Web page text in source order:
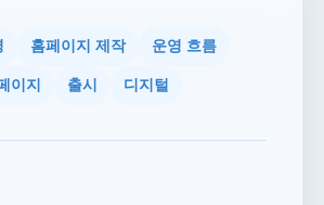
홈페이지 제작 운영 흐름
이지 출시 디지털